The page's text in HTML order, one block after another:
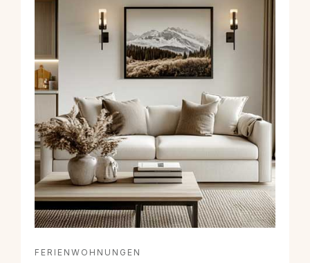
FERIENWOHNUNGEN